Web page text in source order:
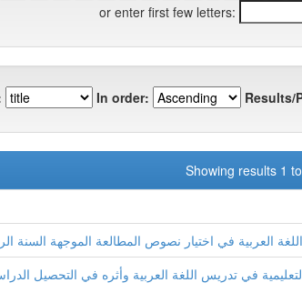
or enter first few letters:
In order: Results/
Showing results 1
في تدريس اللغة العربية وأثره في التحصيل